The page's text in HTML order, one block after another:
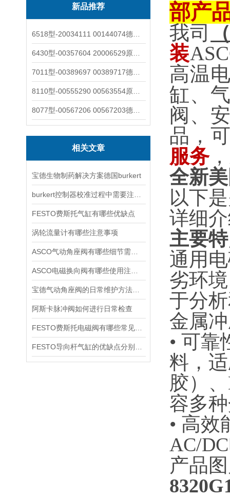
新品推荐
相关文章
宝德生物制药解决方案德国burkert
FESTO费斯托气缸有哪些优缺点
涡轮流量计有哪些注意事项
阿斯卡脉冲阀如何进行日常检查
部产
我司
装
高温
缸、
阀、
品，
服务
全新
以下
详细
主要
通用
劣环
于分
金属
• 可
料，
胶）
容多
• 高效
AC/
产品